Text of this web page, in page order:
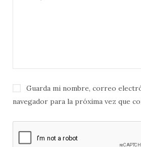
Guarda mi nombre, correo
navegador para la próxima vez que